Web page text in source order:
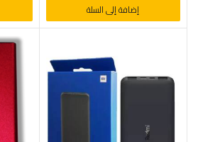
إضافة إلى السلة